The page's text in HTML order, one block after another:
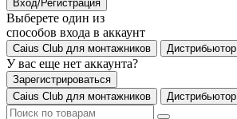
Вход/Регистрация
Выберете один из
способов входа в аккаунт
Caius Club для монтажников Дистрибьютор
У вас еще нет аккаунта?
Зарегистрироваться
Caius Club для монтажников
Дистрибьютор